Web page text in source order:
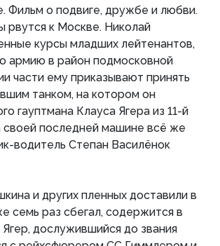
о подвиге, дружбе и любви.
рвутся к Москве. Николай
курсы младших лейтенантов,
армию в район подмосковной
части ему приказывают принять
танком, на котором он
гауптмана Клауса Ягера из 11-й
своей последней машине всё же
водитель Степан Василёнок
и других пленных доставили в
семь раз сбегал, содержится в
дослужившийся до звания